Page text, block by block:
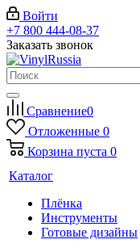
Войти
+7 800 444-08-37
Заказать звонок
Сравнение0
Отложенные 0
Корзина пуста 0
Каталог
Плёнка
Инструменты
Готовые дизайны